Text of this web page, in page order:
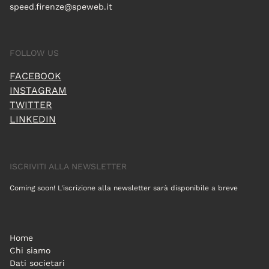
speed.firenze@speweb.it
FOLLOW US
FACEBOOK
INSTAGRAM
TWITTER
LINKEDIN
ISCRIVITI ALLA NEWSLETTER
Coming soon! L'iscrizione alla newsletter sarà disponibile a breve
Home
Chi siamo
Dati societari